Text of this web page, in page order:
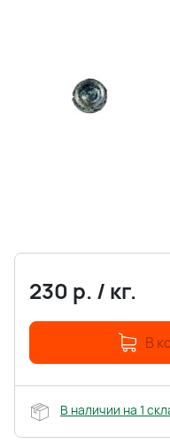
230 р. / кг.
В
В наличии на 1